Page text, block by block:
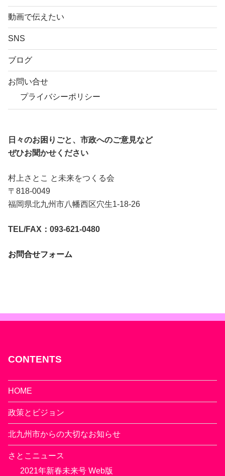
動画で伝えたい
SNS
ブログ
お問い合せ
プライバシーポリシー
日々のお困りごと、市政へのご意見など
ぜひお聞かせください
村上さとこ と未来をつくる会
〒818-0049
福岡県北九州市八幡西区穴生1-18-26
TEL/FAX：093-621-0480
お問合せフォーム
CONTENTS
HOME
政策とビジョン
北九州市からの大切なお知らせ
さとこニュース
2021年新春未来号 Web版